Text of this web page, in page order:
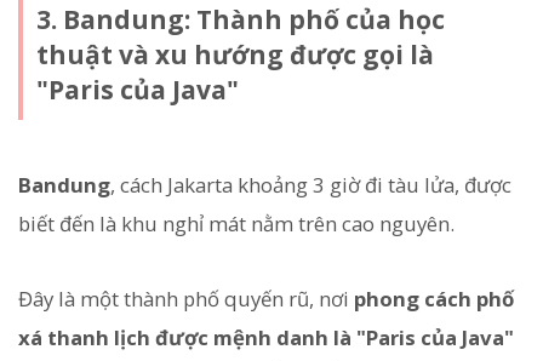
3. Bandung: Thành phố của học
thuật và xu hướng được gọi là
"Paris của Java"
Bandung, cách Jakarta khoảng 3 giờ đi tàu lửa, được
biết đến là khu nghỉ mát nằm trên cao nguyên.
Đây là một thành phố quyến rũ, nơi phong cách phố
xá thanh lịch được mệnh danh là "Paris của Java"